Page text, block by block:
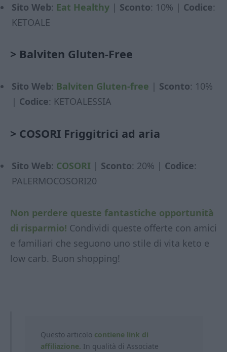
Sito Web: Eat Healthy | Sconto: 10% | Codice:
KETOALE
> Balviten Gluten-Free
Sito Web: Balviten Gluten-free | Sconto: 10%
| Codice: KETOALESSIA
> COSORI Friggitrici ad aria
Sito Web: COSORI | Sconto: 20% | Codice:
PALERMOCOSORI20
Non perdere queste fantastiche opportunità
di risparmio! Condividi queste offerte con amici
e familiari che seguono uno stile di vita keto e
low carb. Buon shopping!
Questo articolo contiene link di
affiliazione. In qualità di Associate